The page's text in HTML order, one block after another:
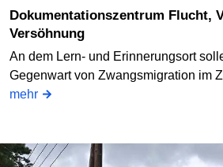
Dokumentationszentrum Flucht, Vertreibung,
Versöhnung
An dem Lern- und Erinnerungsort
Gegenwart von Zwangsmigration im
mehr